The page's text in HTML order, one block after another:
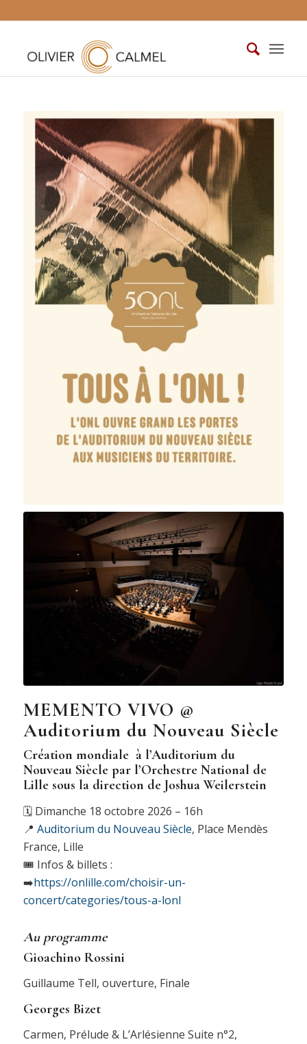
MEMENTO VIVO @
Auditorium du Nouveau Siècle
Création mondiale à l’Auditorium du
Nouveau Sièclepar l’Orchestre National de
Lillesous la direction de Joshua Weilerstein
🗓️ Dimanche 18 octobre 2026 – 16h
📍 Auditorium du Nouveau Siècle, Place Mendès
France, Lille
🎟️ Infos & billets :
➡️https://onlille.com/choisir-un-
concert/categories/tous-a-lonl
Au programme
Gioachino Rossini
Guillaume Tell, ouverture, Finale
Georges Bizet
Carmen, Prélude & L’Arlésienne Suite n°2,